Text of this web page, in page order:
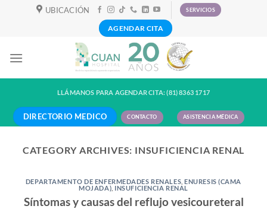
UBICACIÓN SERVICIOS
AGENDAR CITA
LLÁMANOS PARA AGENDAR CITA: (81) 8363 1717
DIRECTORIO MEDICO CONTACTO ASISTENCIA MÉDICA
CATEGORY ARCHIVES: INSUFICIENCIA RENAL
DEPARTAMENTO DE ENFERMEDADES RENALES ,ENURESIS (CAMA
MOJADA) INSUFICIENCIA RENAL
Síntomas y causas del reflujo vesicoureteral